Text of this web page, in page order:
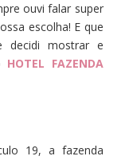
ouvi falar super
escolha! E que
decidi mostrar e
HOTEL FAZENDA
19, a fazenda